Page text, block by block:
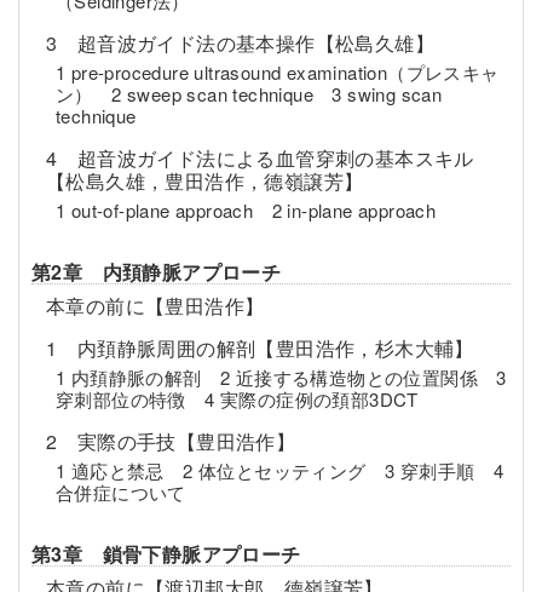
3 超音波ガイド法の基本操作【松島久雄】
1 pre-procedure ultrasound examination（プレスキャ
ン） 2 sweep scan technique 3 swing scan
technique
4 超音波ガイド法による血管穿刺の基本スキル
【松島久雄，豊田浩作，德嶺譲芳】
1 out-of-plane approach 2 in-plane approach
第2章 内頚静脈アプローチ
本章の前に【豊田浩作】
1 内頚静脈周囲の解剖【豊田浩作，杉木大輔】
1 内頚静脈の解剖 2 近接する構造物との位置関係 3
穿刺部位の特徴 4 実際の症例の頚部3DCT
2 実際の手技【豊田浩作】
1 適応と禁忌 2 体位とセッティング 3 穿刺手順 4
合併症について
第3章 鎖骨下静脈アプローチ